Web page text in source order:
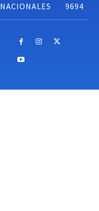
NACIONALES
9694